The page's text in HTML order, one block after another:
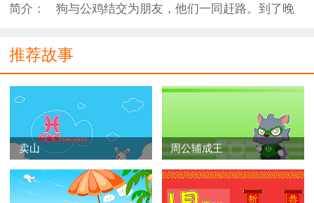
简介： 狗与公鸡结交为朋友，他们一同赶路。到了晚
黎明到来时，公鸡像往常一样啼叫起来。有只狐狸听
见鸡叫，想要吃鸡肉，便跑来站在树下，恭敬地请鸡下
来，并说：“多么美的嗓音啊！太悦耳动听了，我真想拥
抱你。
快下来，让我们一起唱支小夜曲吧。”鸡回答说：“请
你去叫醒树洞里的那个看门守夜的，他一开门，我就可
以下来。”狐狸立刻去叫门，狗突然跳了起来，把他咬住
推荐故事
卖山 周公辅成王